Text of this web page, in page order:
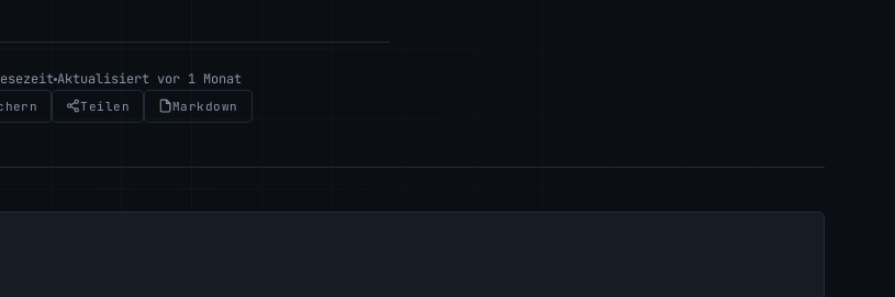
Aktualisiert vor 1 Monat
Teilen Markdown